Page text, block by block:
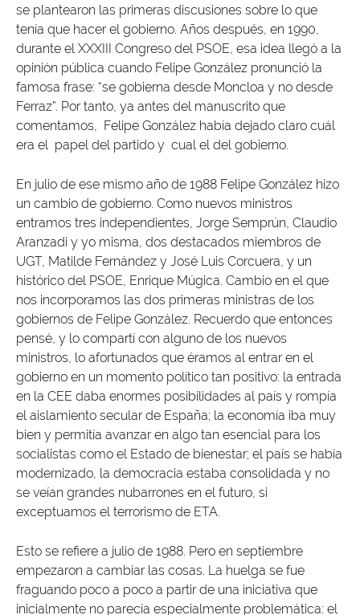
se plantearon las primeras discusiones sobre lo que
tenía que hacer el gobierno. Años después, en 1990,
durante el XXXIII Congreso del PSOE, esa idea llegó a la
opinión pública cuando Felipe González pronunció la
famosa frase: “se gobierna desde Moncloa y no desde
Ferraz”. Por tanto, ya antes del manuscrito que
comentamos, Felipe González había dejado claro cuál
era el papel del partido y cual el del gobierno.
En julio de ese mismo año de 1988 Felipe González hizo
un cambio de gobierno. Como nuevos ministros
entramos tres independientes, Jorge Semprún, Claudio
Aranzadi y yo misma, dos destacados miembros de
UGT, Matilde Fernández y José Luis Corcuera, y un
histórico del PSOE, Enrique Múgica. Cambio en el que
nos incorporamos las dos primeras ministras de los
gobiernos de Felipe González. Recuerdo que entonces
pensé, y lo compartí con alguno de los nuevos
ministros, lo afortunados que éramos al entrar en el
gobierno en un momento político tan positivo: la entrada
en la CEE daba enormes posibilidades al país y rompía
el aislamiento secular de España; la economía iba muy
bien y permitía avanzar en algo tan esencial para los
socialistas como el Estado de bienestar; el país se había
modernizado, la democracia estaba consolidada y no
se veían grandes nubarrones en el futuro, si
exceptuamos el terrorismo de ETA.
Esto se refiere a julio de 1988. Pero en septiembre
empezaron a cambiar las cosas. La huelga se fue
fraguando poco a poco a partir de una iniciativa que
inicialmente no parecía especialmente problemática: el